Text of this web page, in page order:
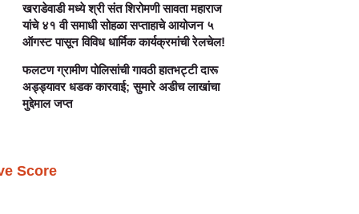
खराडेवाडी मध्ये श्री संत शिरोमणी सावता महाराज
यांचे ४१ वी समाधी सोहळा सप्ताहाचे आयोजन ५
ऑगस्ट पासून विविध धार्मिक कार्यक्रमांची रेलचेल!
फलटण ग्रामीण पोलिसांची गावठी हातभट्टी दारू
अड्ड्यावर धडक कारवाई; सुमारे अडीच लाखांचा
मुद्देमाल जप्त
Score